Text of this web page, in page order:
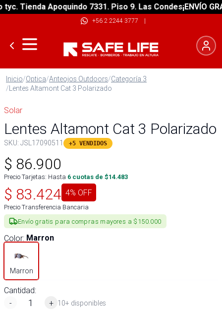
Tienda Apoquindo 7331. Piso 9. Las Condes¡ENVÍO
+56 2 2244 3777 |
Inicio/Optica/Anteojos Outdoors/Categoría 3
/Lentes Altamont Cat 3 Polarizado
Solar
Lentes Altamont Cat 3 Polarizado
SKU: JSL17090511 +5 VENDIDOS
$ 86.900
Precio Tarjetas: Hasta 6 cuotas de $14.483
$ 83.424 4% OFF
Precio Transferencia Bancaria
Envío gratis para compras mayores a $150.000
Color: Marron
Marron
Cantidad:
-
+ 10+ disponibles